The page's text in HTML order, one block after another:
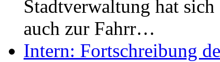
Stadtverwaltung hat
auch zur Fahrr…
Intern: Fortschreibung